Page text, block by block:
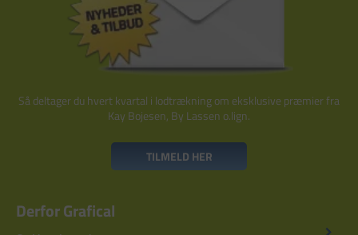
Så deltager du hvert kvartal i lodtrækning om eksklusive præmier fra
Kay Bojesen, By Lassen o.lign.
TILMELD HER
Derfor Grafical